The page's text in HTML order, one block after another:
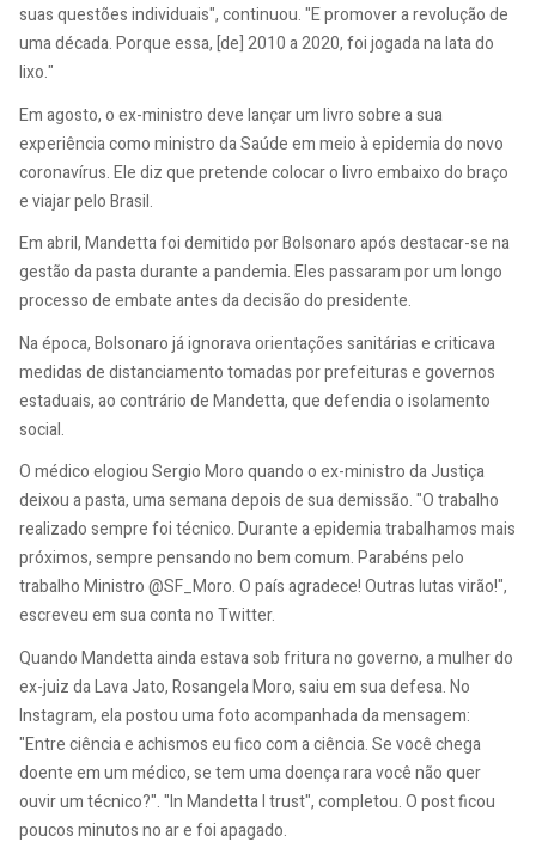
suas questões individuais", continuou. "E promover a revolução de
uma década. Porque essa, [de] 2010 a 2020, foi jogada na lata do
lixo."​
Em agosto, o ex-ministro deve lançar um livro sobre a sua
experiência como ministro da Saúde em meio à epidemia do novo
coronavírus. Ele diz que pretende colocar o livro embaixo do braço
e viajar pelo Brasil.
Em abril, Mandetta foi demitido por Bolsonaro após destacar-se na
gestão da pasta durante a pandemia. Eles passaram por um longo
processo de embate antes da decisão do presidente.
Na época, Bolsonaro já ignorava orientações sanitárias e criticava
medidas de distanciamento tomadas por prefeituras e governos
estaduais, ao contrário de Mandetta, que defendia o isolamento
social.
O médico elogiou Sergio Moro quando o ex-ministro da Justiça
deixou a pasta, uma semana depois de sua demissão. "O trabalho
realizado sempre foi técnico. Durante a epidemia trabalhamos mais
próximos, sempre pensando no bem comum. Parabéns pelo
trabalho Ministro @SF_Moro. O país agradece! Outras lutas virão!",
escreveu em sua conta no Twitter.
Quando Mandetta ainda estava sob fritura no governo, a mulher do
ex-juiz da Lava Jato, Rosangela Moro, saiu em sua defesa. No
Instagram, ela postou uma foto acompanhada da mensagem:
"Entre ciência e achismos eu fico com a ciência. Se você chega
doente em um médico, se tem uma doença rara você não quer
ouvir um técnico?". "In Mandetta I trust", completou. O post ficou
poucos minutos no ar e foi apagado.